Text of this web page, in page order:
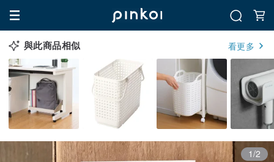
與此商品相似 看更多
1/2